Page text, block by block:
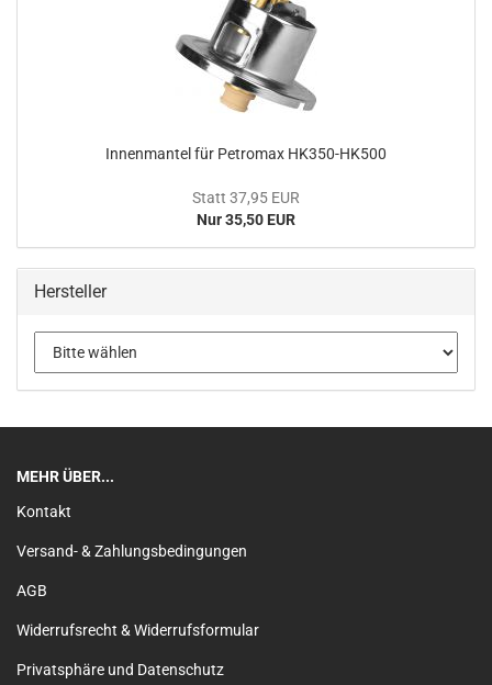
Innenmantel für Petromax HK350-HK500
Statt 37,95 EUR
Nur 35,50 EUR
Hersteller
MEHR ÜBER...
Kontakt
Versand- & Zahlungsbedingungen
AGB
Widerrufsrecht & Widerrufsformular
Privatsphäre und Datenschutz